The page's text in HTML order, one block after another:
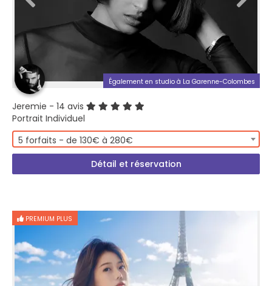
Également en studio à La Garenne-Colombes
Jeremie - 14 avis
Portrait Individuel
5 forfaits - de 130€ à 280€
Détail et réservation
PREMIUM PLUS